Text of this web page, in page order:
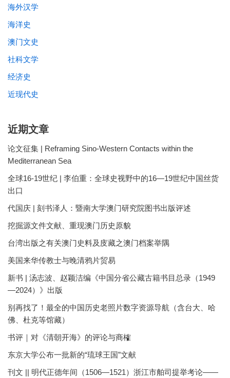
海外汉学
海洋史
澳门文史
社科文学
经济史
近现代史
近期文章
论文征集 | Reframing Sino-Western Contacts within the
Mediterranean Sea
全球16-19世纪 | 李伯重：全球史视野中的16—19世纪中国丝货
出口
代国庆 | 刻书泽人：暨南大学澳门研究院图书出版评述
挖掘源文件文献、重现澳门历史原貌
台湾出版之有关澳门史料及庋藏之澳门档案举隅
美国来华传教士与晚清鸦片贸易
新书 | 汤志波、赵颖洁编《中国分省公藏古籍书目总录（1949
—2024）》出版
别再找了！最全的中国历史老照片数字资源导航（含台大、哈
佛、杜克等馆藏）
书评｜对《清朝开海》的评论与商榷
东京大学公布一批新的“琉球王国”文献
刊文 || 明代正德年间（1506—1521）浙江市舶司提举考论——